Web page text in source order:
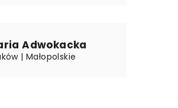
Adwokacka
| Małopolskie